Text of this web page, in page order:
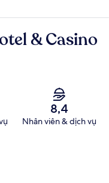
& Casino
8,4
Nhân viên & dịch vụ